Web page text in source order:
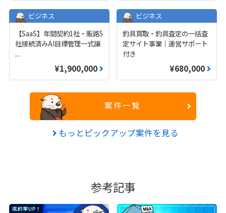
ビジネス
【SaaS】年間契約1社・販路5
社接続済みAI目標管理一式譲
...
¥1,900,000
ビジネス
釣具買取・釣具査定の一括査
定サイト事業｜運営サポート
付き
¥680,000
案件一覧
もっとピックアップ案件を見る
参考記事